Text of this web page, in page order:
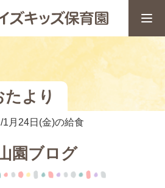
たより
1月24日(金)の給食
園ブログ